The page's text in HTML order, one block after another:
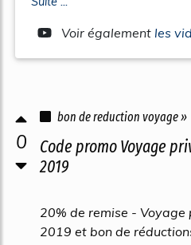
Voir également les
0
bon de reduction voyage »
Code promo Voyage
2019
20% de remise - Voyage
2019 et bon de